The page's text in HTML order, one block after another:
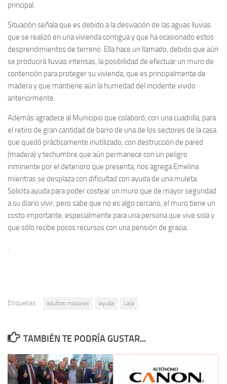
principal.
Situación señala que es debido a la desviación de las aguas lluvias
que se realizó en una vivienda contigua y que ha ocasionado estos
desprendimientos de terreno. Ella hace un llamado, debido que aún
se producirá lluvias intensas, la posibilidad de efectuar un muro de
contención para proteger su vivienda, que es principalmente de
madera y que mantiene aún la humedad del incidente vivido
anteriormente.
Además agradece al Municipio que colaboró, con una cuadrilla, para
el retiro de gran cantidad de barro de una de los sectores de la casa
que quedó prácticamente inutilizado, con destrucción de pared
(madera) y techumbre que aún permanece con un peligro
inminente por el deterioro que presenta, nos agrega Emelina
mientras se desplaza con dificultad con ayuda de una muleta.
Solicita ayuda para poder costear un muro que de mayor seguridad
a su diario vivir, pero sabe que no es algo cercano, el muro tiene un
costo importante, especialmente para una persona que vive sola y
que sólo recibe pocos recursos con una pensión de gracia.
.
Etiquetas: adultos mayores ayuda Laja
TAMBIÉN TE PODRÍA GUSTAR...